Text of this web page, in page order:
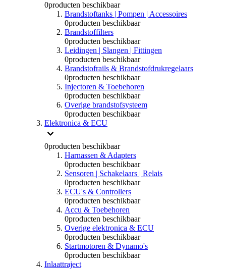
0producten beschikbaar
Brandstoftanks | Pompen | Accessoires
0producten beschikbaar
Brandstoffilters
0producten beschikbaar
Leidingen | Slangen | Fittingen
0producten beschikbaar
Brandstofrails & Brandstofdrukregelaars
0producten beschikbaar
Injectoren & Toebehoren
0producten beschikbaar
Overige brandstofsysteem
0producten beschikbaar
Elektronica & ECU
0producten beschikbaar
Harnassen & Adapters
0producten beschikbaar
Sensoren | Schakelaars | Relais
0producten beschikbaar
ECU's & Controllers
0producten beschikbaar
Accu & Toebehoren
0producten beschikbaar
Overige elektronica & ECU
0producten beschikbaar
Startmotoren & Dynamo's
0producten beschikbaar
Inlaattraject